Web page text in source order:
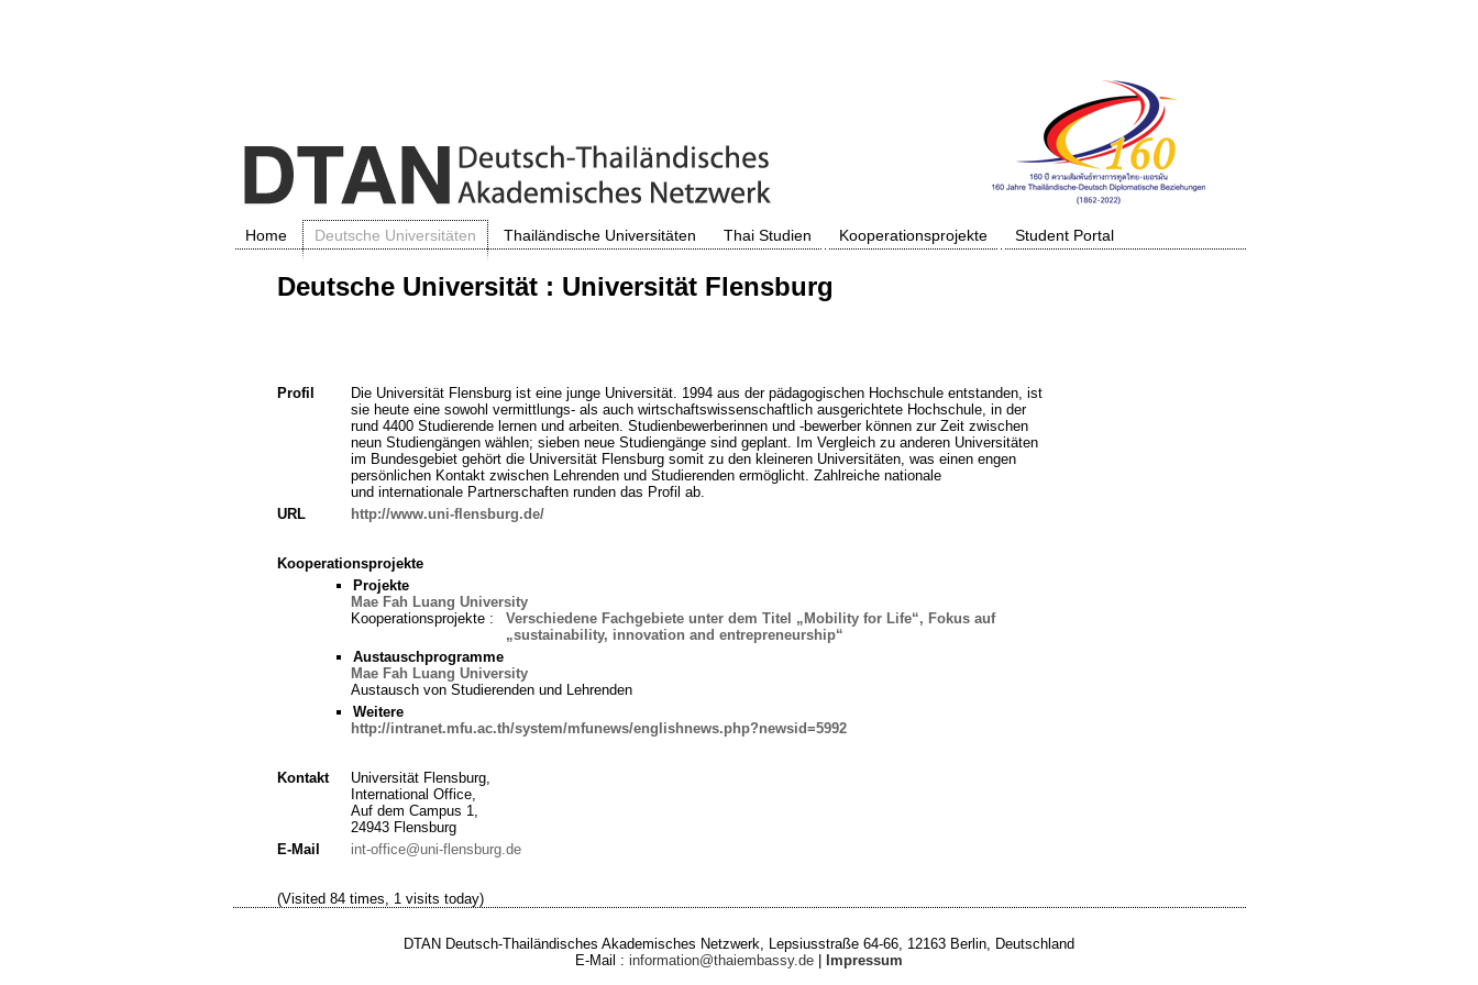
Home Deutsche Universitäten Thailändische Universitäten Thai Studien Kooperationsprojekte Student Portal
Deutsche Universität : Universität Flensburg
Profil
Die Universität Flensburg ist eine junge Universität. 1994 aus der pädagogischen Hochschule entstanden, ist
sie heute eine sowohl vermittlungs- als auch wirtschaftswissenschaftlich ausgerichtete Hochschule, in der
rund 4400 Studierende lernen und arbeiten. Studienbewerberinnen und -bewerber können zur Zeit zwischen
neun Studiengängen wählen; sieben neue Studiengänge sind geplant. Im Vergleich zu anderen Universitäten
im Bundesgebiet gehört die Universität Flensburg somit zu den kleineren Universitäten, was einen engen
persönlichen Kontakt zwischen Lehrenden und Studierenden ermöglicht. Zahlreiche nationale
und internationale Partnerschaften runden das Profil ab.
URL
http://www.uni-flensburg.de/
Kooperationsprojekte
Projekte
Mae Fah Luang University
Kooperationsprojekte :
Verschiedene Fachgebiete unter dem Titel „Mobility for Life“, Fokus auf
„sustainability, innovation and entrepreneurship“
Austauschprogramme
Mae Fah Luang University
Austausch von Studierenden und Lehrenden
Weitere
http://intranet.mfu.ac.th/system/mfunews/englishnews.php?newsid=5992
Kontakt
Universität Flensburg,
International Office,
Auf dem Campus 1,
24943 Flensburg
E-Mail
int-office@uni-flensburg.de
(Visited 84 times, 1 visits today)
DTAN Deutsch-Thailändisches Akademisches Netzwerk, Lepsiusstraße 64-66, 12163 Berlin, Deutschland
E-Mail : information@thaiembassy.de Impressum